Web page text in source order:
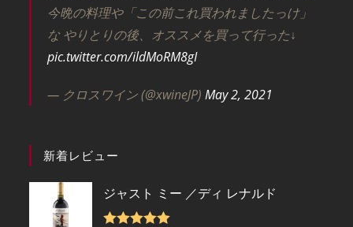
今晩の料理や「この前これ買われましたっけ」
な やりとりの後、オススメを買って行った↓
pic.twitter.com/ildMoRM8gI
— クロスワイン (@xwineJP)May 2, 2021
新着レビュー
ジャスト ミー ／ディ レナルド